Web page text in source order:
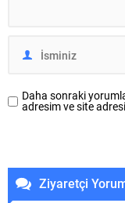
Daha sonraki
adresim ve site
Ziyaretçi